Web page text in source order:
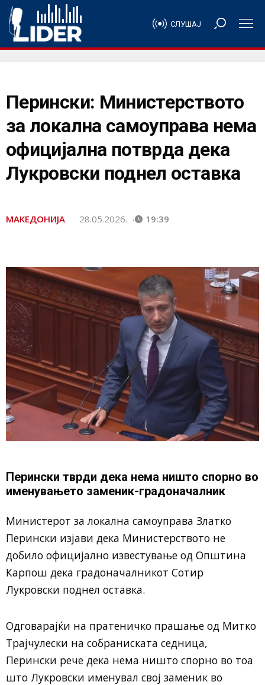
СЛУШАЈ
Перински: Министерството
за локална самоуправа нема
официјална потврда дека
Лукровски поднел оставка
МАКЕДОНИЈА 28.05.2026. 19:39
Перински тврди дека нема ништо спорно во
именувањето заменик-градоначалник
Министерот за локална самоуправа Златко
Перински изјави дека Министерството не
добило официјално известување од Општина
Карпош дека градоначалникот Сотир
Лукровски поднел оставка.
Одговарајќи на пратеничко прашање од Митко
Трајчулески на собраниската седница,
Перински рече дека нема ништо спорно во тоа
што Лукровски именувал свој заменик во